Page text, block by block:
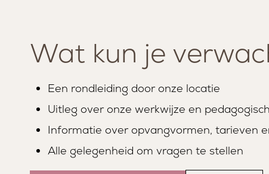
SERVICES
LOUNGE
MISSIE EN VISIE
TEAM
Wat kun je
Een rondleiding door onze locatie
Uitleg over onze werkwijze en
Informatie over opvangvormen, tarieven
Alle gelegenheid om vragen te stellen